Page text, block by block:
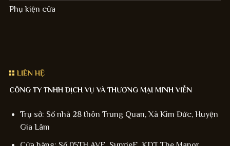
Phụ kiện cửa
LIÊN HỆ
CÔNG TY TNHH DỊCH VỤ VÀ THƯƠNG MẠI MINH VIỄN
Trụ sở: Số nhà 28 thôn Trung Quan, Xã Kim Đức, Huyện
Gia Lâm